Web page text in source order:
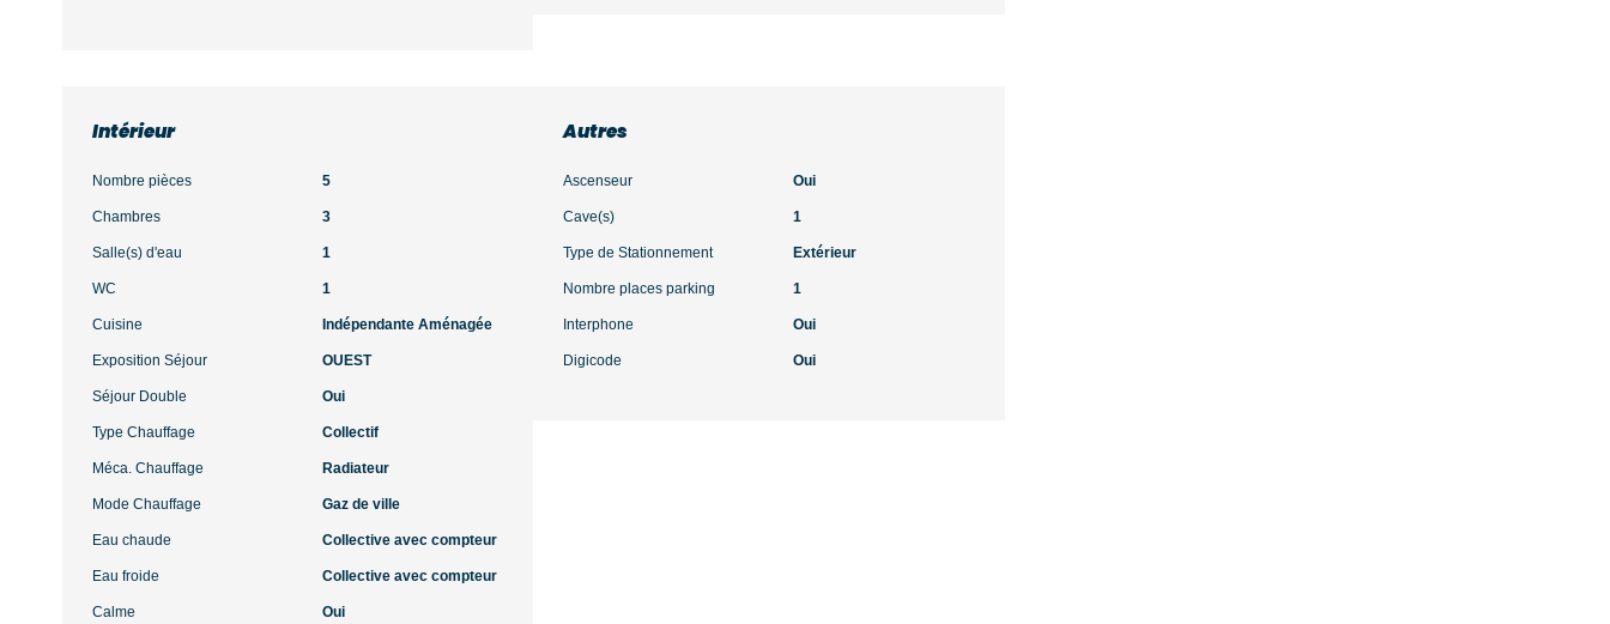
Intérieur
Nombre pièces 5
Chambres 3
Salle(s) d'eau 1
WC 1
Cuisine Indépendante Aménagée
Exposition Séjour OUEST
Séjour Double Oui
Type Chauffage Collectif
Méca. Chauffage Radiateur
Mode Chauffage Gaz de ville
Eau chaude Collective avec compteur
Eau froide Collective avec compteur
Calme Oui
Autres
Ascenseur Oui
Cave(s) 1
Type de Stationnement Extérieur
Nombre places parking 1
Interphone Oui
Digicode Oui